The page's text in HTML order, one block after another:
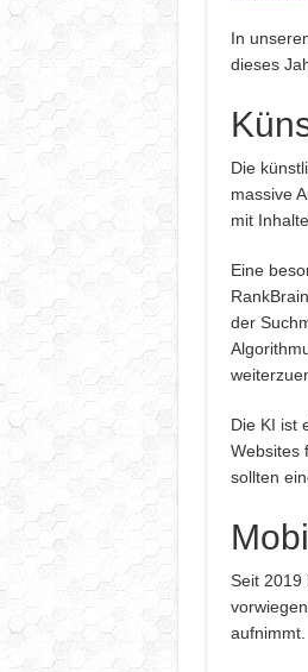
In
dieses
Die
massive
mit
Eine
der
Die KI ist
Websites
sollten
Seit 2019
aufnimmt.